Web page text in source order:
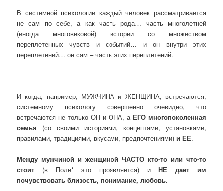
В системной психологии каждый человек рассматривается
не сам по себе, а как часть рода… часть многолетней
(иногда многовековой) истории со множеством
переплетенных чувств и событий… и он внутри этих
переплетений… он сам – часть этих переплетений.
И когда, например, МУЖЧИНА и ЖЕНЩИНА, встречаются,
системному психологу совершенно очевидно, что
встречаются не только ОН и ОНА, а ЕГО многопоколенная
семья (со своими историями, концептами, установками,
правилами, традициями, вкусами, предпочтениями) и ЕЕ.
Между мужчиной и женщиной ЧАСТО кто-то или что-то
стоит (в Поле* это проявляется) иНЕ дает им
почувствовать близость, понимание, любовь.